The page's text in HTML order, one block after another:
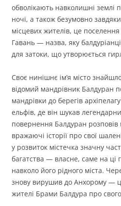
обволікають навколишні землі
ночі, а також безумовно
місцевих жителів, це
Гавань — назва, яку
для затоки, що утворюється
Своє нинішнє ім’я місто
відомий мандрівник Балдуран
мандрівки до берегів
ельфів, де він шукав
повернення Балдуран
вражаючі історії про свої
у розвиток містечка значну
багатства — власне, саме на ці
навколо його рідного міста.
знову вирушив до Анхорому —
жителі Брами Балдура про